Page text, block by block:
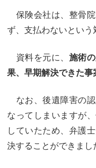
保険会社は、整骨
ず、支払わないという
資料を元に、 施術
果、早期解決できた事
なお、後遺障害の
なってしまいますが
していたため、弁護
決することができまし